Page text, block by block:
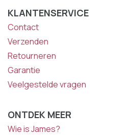
KLANTENSERVICE
Contact
Verzenden
Retourneren
Garantie
Veelgestelde vragen
ONTDEK MEER
Wie is James?